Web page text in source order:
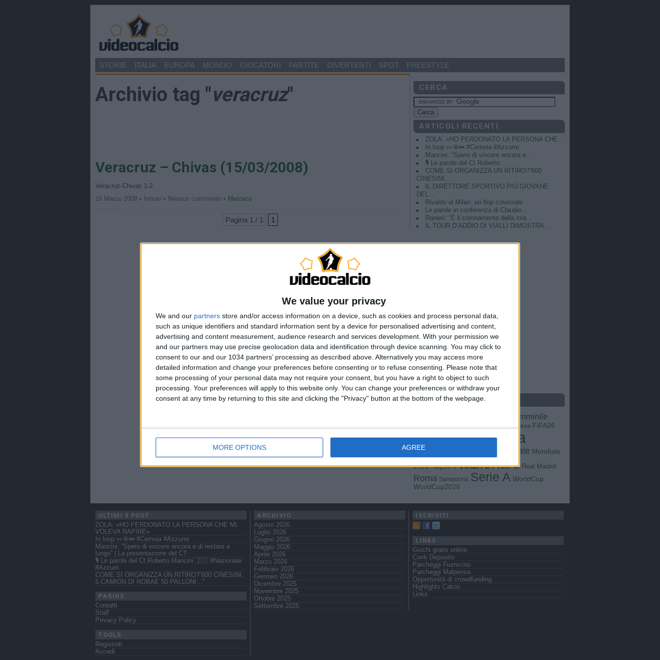
We value your privacy
We and our partners store and/or access information on a device, such as cookies and process personal data,
such as unique identifiers and standard information sent by a device for personalised advertising and content,
advertising and content measurement, audience research and services development. With your permission we
and our partners may use precise geolocation data and identification through device scanning. You may click to
consent to our and our 1034 partners’ processing as described above. Alternatively you may access more
detailed information and change your preferences before consenting or to refuse consenting. Please note that
some processing of your personal data may not require your consent, but you have a right to object to such
processing. Your preferences will apply to this website only. You can change your preferences or withdraw your
consent at any time by returning to this site and clicking the "Privacy" button at the bottom of the webpage.
MORE OPTIONS AGREE
STORIE ITALIA EUROPA MONDO GIOCATORI PARTITE DIVERTENTI SPOT FREESTYLE
Archivio tag "veracruz"
Veracruz – Chivas (15/03/2008)
Veracruz-Chivas 1-2
16 Marzo 2008 • Istvan • Nessun commento • Messico
Pagina 1 / 1 1
CERCA
ARTICOLI RECENTI
ZOLA: «HO PERDONATO LA PERSONA CHE...
In loop 👀🎯⏮️ #Cernoia #Azzurre
Mancini: “Spero di vincere ancora e...
🎙️ Le parole del Ct Roberto...
COME SI ORGANIZZA UN RITIRO?”600
CINESINI,...
IL DIRETTORE SPORTIVO PIÙ GIOVANE
DEL...
Rivaldo al Milan: un flop colossale
Le parole in conferenza di Claudio...
Ranieri: “È il coronamento della mia...
IL TOUR D’ADDIO DI VIALLI DIMOSTRA...
TAGS
calcio femminile
Chelsea FIFA26
Goals InterItalia
Juventus Mondiale Mondiale
2026 Napoli Nazionale Real Madrid
Roma Sampdoria Serie A WorldCup
WorldCup2026
ULTIMI 5 POST
ZOLA: «HO PERDONATO LA PERSONA CHE MI
VOLEVA RAPIRE»
In loop 👀🎯⏮️ #Cernoia #Azzurre
Mancini: “Spero di vincere ancora e di restare a
lungo” | La presentazione del CT
🎙️ Le parole del Ct Roberto Mancini 🇮🇹 #Nazionale
#Azzurri
COME SI ORGANIZZA UN RITIRO?”600 CINESINI,
5 CAMION DI ROBAE 50 PALLONI…”
PAGINE
Contatti
Staff
Privacy Policy
TOOLS
Registrati
Accedi
ARCHIVIO
Agosto 2026
Luglio 2026
Giugno 2026
Maggio 2026
Aprile 2026
Marzo 2026
Febbraio 2026
Gennaio 2026
Dicembre 2025
Novembre 2025
Ottobre 2025
Settembre 2025
ISCRIVITI
LINKS
Giochi gratis online
Conti Deposito
Parcheggi Fiumicino
Parcheggi Malpensa
Opportunità di crowdfunding
Highlights Calcio
Links